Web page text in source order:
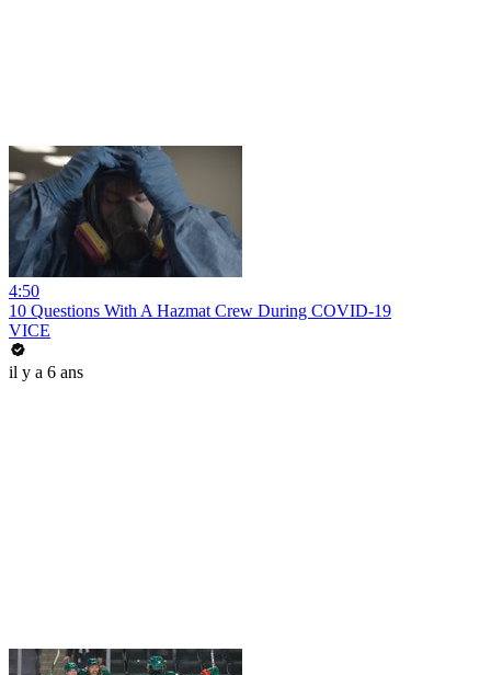
4:50
10 Questions With A Hazmat Crew During COVID-19
VICE
il y a 6 ans